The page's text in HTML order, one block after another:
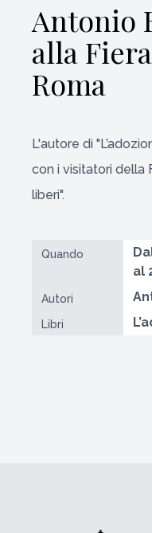
Antonio
alla
Roma
L'autore di
con i visitatori della
liberi".
Quando
al
Autori
Libri